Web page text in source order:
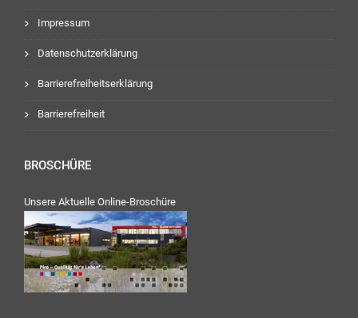
Impressum
Datenschutzerklärung
Barrierefreiheitserklärung
Barrierefreiheit
BROSCHÜRE
Unsere Aktuelle Online-Broschüre